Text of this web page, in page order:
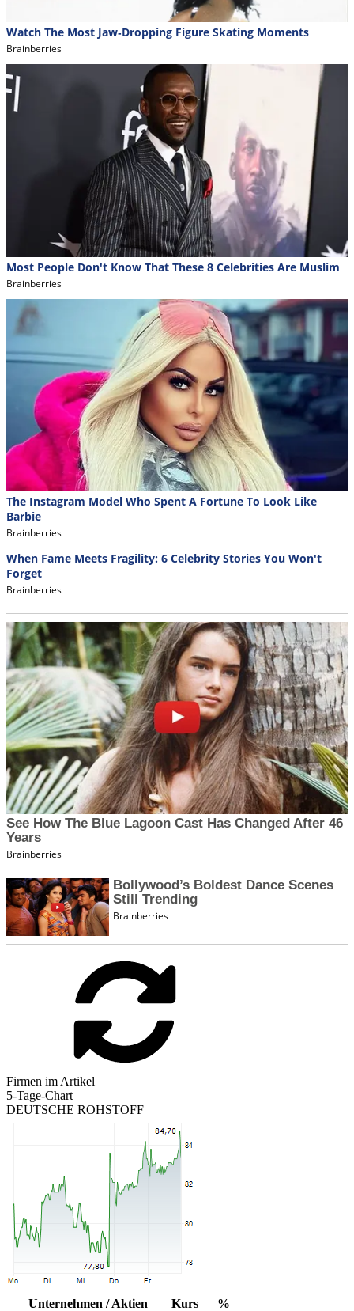
Firmen im Artikel
5-Tage-Chart
DEUTSCHE ROHSTOFF
Unternehmen / Aktien Kurs
%